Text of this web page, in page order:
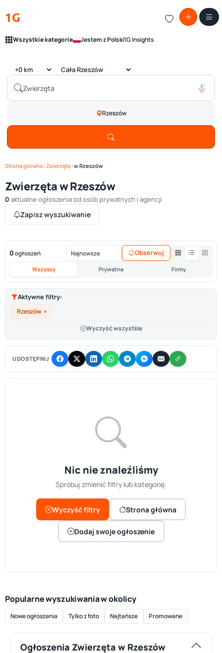
1G
Wszystkie kategorie Jestem z Polski1G Insights
Rzeszów
Strona główna›Zwierzęta›w Rzeszów
Zwierzęta w Rzeszów
0 aktualne ogłoszenia od osób prywatnych i agencji
Zapisz wyszukiwanie
0 ogłoszeń
Wszyscy Prywatne Firmy
Obserwuj
Aktywne filtry:
Rzeszów ×
Wyczyść wszystkie
UDOSTĘPNIJ
Nic nie znaleźliśmy
Spróbuj zmienić filtry lub kategorię.
Wyczyść filtry Strona główna
Dodaj swoje ogłoszenie
Popularne wyszukiwania w okolicy
Nowe ogłoszenia Tylko z foto Najtańsze Promowane
Ogłoszenia Zwierzęta w Rzeszów